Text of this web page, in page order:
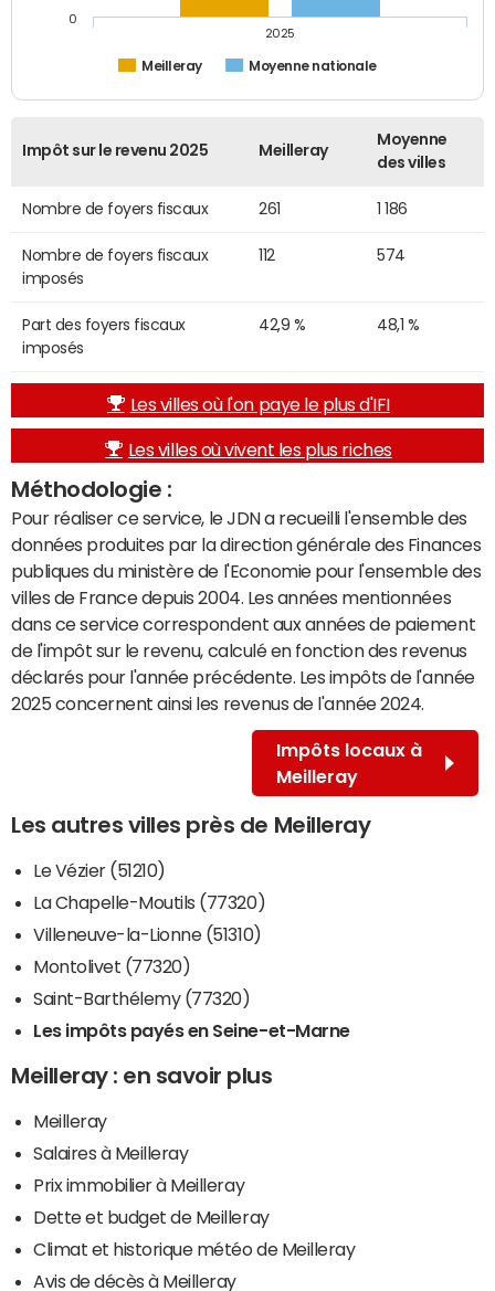
Meilleray Moyenne nationale
2025
0
Impôt sur le revenu 2025 Meilleray
Moyenne
des villes
Nombre de foyers fiscaux 261 1 186
Nombre de foyers fiscaux
imposés
112 574
Part des foyers fiscaux
imposés
42,9 % 48,1 %
Les villes où l'on paye le plus d'IFI
Les villes où vivent les plus riches
Méthodologie :
Pour réaliser ce service, le JDN a recueilli l'ensemble des
données produites par la direction générale des Finances
publiques du ministère de l'Economie pour l'ensemble des
villes de France depuis 2004. Les années mentionnées
dans ce service correspondent aux années de paiement
de l'impôt sur le revenu, calculé en fonction des revenus
déclarés pour l'année précédente. Les impôts de l'année
2025 concernent ainsi les revenus de l'année 2024.
Impôts locaux à
Meilleray
Les autres villes près de Meilleray
Le Vézier (51210)
La Chapelle-Moutils (77320)
Villeneuve-la-Lionne (51310)
Montolivet (77320)
Saint-Barthélemy (77320)
Les impôts payés en Seine-et-Marne
Meilleray : en savoir plus
Meilleray
Salaires à Meilleray
Prix immobilier à Meilleray
Dette et budget de Meilleray
Climat et historique météo de Meilleray
Avis de décès à Meilleray